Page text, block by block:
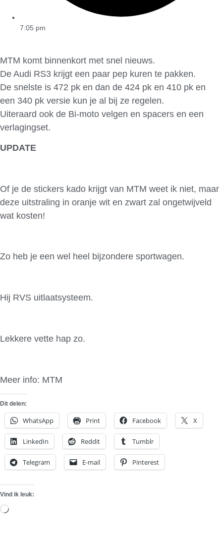
7:05 pm
MTM komt binnenkort met snel nieuws.
De Audi RS3 krijgt een paar pep kuren te pakken.
De snelste is 472 pk en dan de 424 pk en 410 pk en
een 340 pk versie kun je al bij ze regelen.
Uiteraard ook de Bi-moto velgen en spacers en een
verlagingset.
UPDATE
Of je de stickers kado krijgt van MTM weet ik niet, maar
deze uitstraling in oranje wit en zwart zal ongetwijveld
wat kosten!
Zo heb je een wel heel bijzondere sportwagen.
Hij RVS uitlaatsysteem.
Lekkere vette hap zo.
Meer info: MTM
Dit delen:
WhatsApp Print Facebook X
LinkedIn Reddit Tumblr
Telegram E-mail Pinterest
Vind ik leuk:
Aan